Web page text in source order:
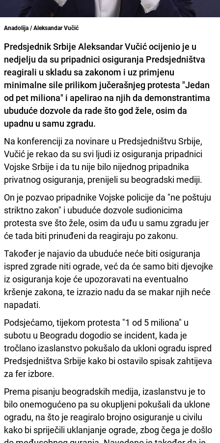
Anadolija / Aleksandar Vučić
Predsjednik Srbije Aleksandar Vučićocijenio je u
nedjelju da su pripadnici osiguranja Predsjedništva
reagirali u skladu sa zakonom i uz primjenu
minimalne sile prilikom jučerašnjeg protesta "Jedan
od pet miliona" i apelirao na njih da demonstrantima
ubuduće dozvole da rade što god žele, osim da
upadnu u samu zgradu.
Na konferenciji za novinare u Predsjedništvu Srbije,
Vučić je rekao da su svi ljudi iz osiguranja pripadnici
Vojske Srbije i da tu nije bilo nijednog pripadnika
privatnog osiguranja, prenijeli su beogradski mediji.
On je pozvao pripadnike Vojske policije da "ne poštuju
striktno zakon" i ubuduće dozvole sudionicima
protesta sve što žele, osim da uđu u samu zgradu jer
će tada biti prinuđeni da reagiraju po zakonu.
Također je najavio da ubuduće neće biti osiguranja
ispred zgrade niti ograde, već da će samo biti djevojke
iz osiguranja koje će upozoravati na eventualno
kršenje zakona, te izrazio nadu da se makar njih neće
napadati.
Podsjećamo, tijekom protesta "1 od 5 miliona" u
subotu u Beogradu dogodio se incident, kada je
tročlano izaslanstvo pokušalo da ukloni ogradu ispred
Predsjedništva Srbije kako bi ostavilo spisak zahtijeva
za fer izbore.
Prema pisanju beogradskih medija, izaslanstvu je to
bilo onemogućeno pa su okupljeni pokušali da uklone
ogradu, na što je reagiralo brojno osiguranje u civilu
kako bi spriječili uklanjanje ograde, zbog čega je došlo